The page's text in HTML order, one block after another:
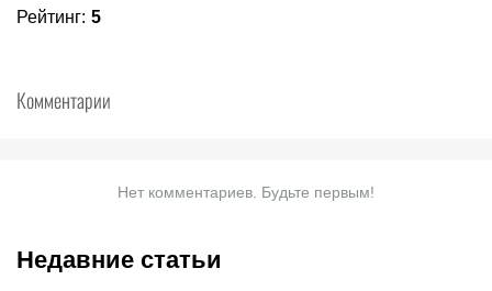
Рейтинг: 5
Комментарии
Нет комментариев. Будьте первым!
Недавние статьи